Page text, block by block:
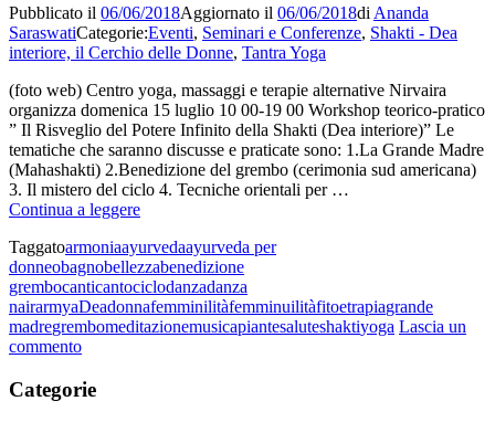
Pubblicato il 06/06/2018Aggiornato il 06/06/2018di Ananda
SaraswatiCategorie:Eventi, Seminari e Conferenze, Shakti - Dea
interiore, il Cerchio delle Donne, Tantra Yoga
(foto web) Centro yoga, massaggi e terapie alternative Nirvaira
organizza domenica 15 luglio 10 00-19 00 Workshop teorico-pratico
” Il Risveglio del Potere Infinito della Shakti (Dea interiore)” Le
tematiche che saranno discusse e praticate sono: 1.La Grande Madre
(Mahashakti) 2.Benedizione del grembo (cerimonia sud americana)
3. Il mistero del ciclo 4. Tecniche orientali per …
Continua a leggereWorkshop
pratico
”
Il
Risveglio
del
Taggatoarmoniaayurvedaayurveda per
donneobagnobellezzabenedizione
grembocanticantociclodanzadanza
nairarmyaDeadonnafemminilitàfemminuilitàfitoetrapiagrande
madregrembomeditazionemusicapiantesaluteshaktiyoga Lascia un
commentosu
teorico-
Categorie